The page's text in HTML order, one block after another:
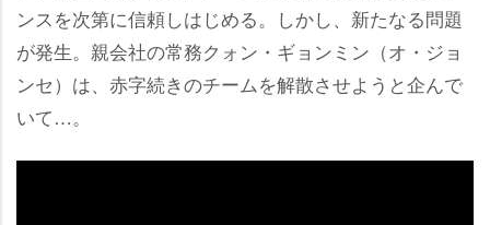
ンスを次第に信頼しはじめる。しかし、新たなる問題
が発生。親会社の常務クォン・ギョンミン（オ・ジョ
ンセ）は、赤字続きのチームを解散させようと企んで
いて…。